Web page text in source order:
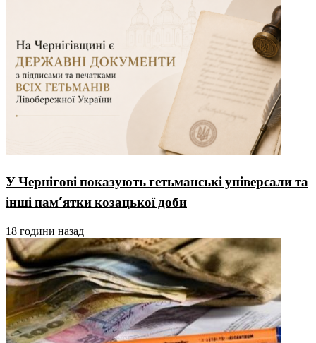
У Чернігові показують гетьманські універсали та
інші пам’ятки козацької доби
18 години назад